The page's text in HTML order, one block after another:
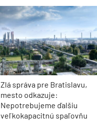
Zlá správa pre Bratislavu,
mesto odkazuje:
Nepotrebujeme ďalšiu
veľkokapacitnú spaľovňu